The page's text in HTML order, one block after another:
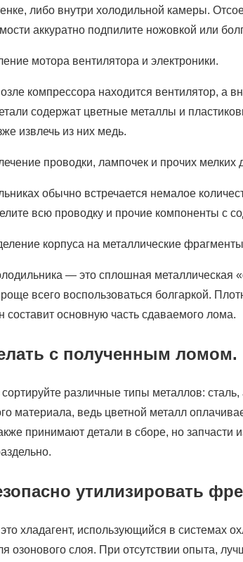
либо внутри холодильной камеры.
аккуратно подпилите ножовкой или
мотора вентилятора и электроники.
компрессора находится вентилятор, а
содержат цветные металлы и
извлечь из них медь.
проводки, лампочек и прочих мелких
обычно встречается немалое
всю проводку и прочие компоненты с
корпуса на металлические
— это сплошная металлическая
всего воспользоваться болгаркой.
составит основную часть сдаваемого лома.
с полученным ломом.
различные типы металлов:
материала, ведь цветной металл
принимают детали в сборе, но запчасти
утилизировать
хладагент, использующийся в системах
озонового слоя. При отсутствии опыта,